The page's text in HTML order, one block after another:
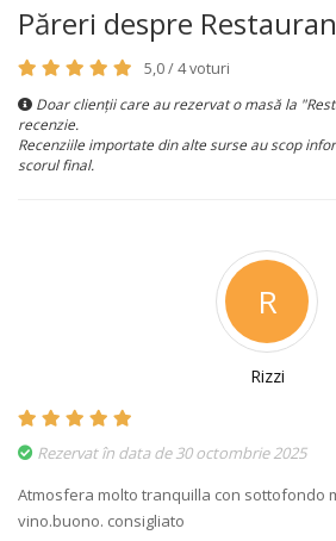
Păreri despre
5,0 / 4 voturi
Doar clienții care au rezervat o masă la
recenzie.
Recenziile importate din alte surse au scop
scorul final.
R
Rizzi
Rezervat în data de 30 octombrie 2025
Atmosfera molto tranquilla con sottofondo
vino.buono. consigliato